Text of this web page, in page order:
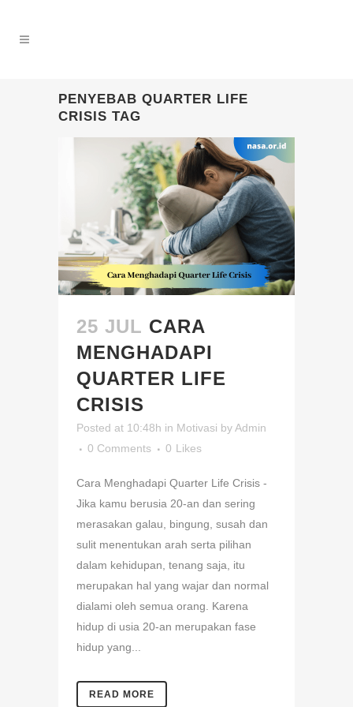
PENYEBAB QUARTER LIFE
CRISIS TAG
25 JUL CARA
MENGHADAPI
QUARTER LIFE
CRISIS
Posted at 10:48h in Motivasi byAdmin
0 Comments
0 Likes
Cara Menghadapi Quarter Life Crisis -
Jika kamu berusia 20-an dan sering
merasakan galau, bingung, susah dan
sulit menentukan arah serta pilihan
dalam kehidupan, tenang saja, itu
merupakan hal yang wajar dan normal
dialami oleh semua orang. Karena
hidup di usia 20-an merupakan fase
hidup yang...
READ MORE